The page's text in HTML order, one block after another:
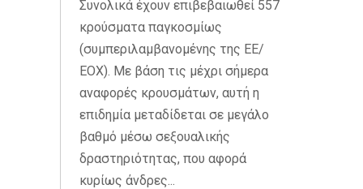
Συνολικά έχουν επιβεβαιωθεί 557
κρούσματα παγκοσμίως
(συμπεριλαμβανομένης της ΕΕ/
ΕΟΧ). Με βάση τις μέχρι σήμερα
αναφορές κρουσμάτων, αυτή η
επιδημία μεταδίδεται σε μεγάλο
βαθμό μέσω σεξουαλικής
δραστηριότητας, που αφορά
κυρίως άνδρες...